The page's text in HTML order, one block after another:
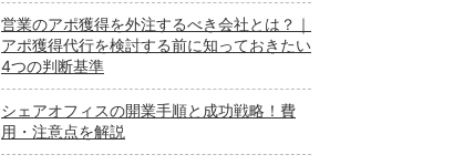
営業のアポ獲得を外注するべき会社とは？｜
アポ獲得代行を検討する前に知っておきたい
4つの判断基準
シェアオフィスの開業手順と成功戦略！費
用・注意点を解説